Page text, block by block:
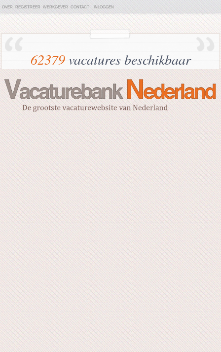
OVER REGISTREER WERKGEVER CONTACT INLOGGEN
62379vacatures beschikbaar